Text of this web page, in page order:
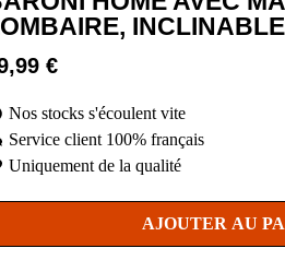
€
Nos stocks s'écoulent vite
Service client 100% français
Uniquement de la qualité
AJOUTER AU